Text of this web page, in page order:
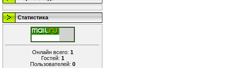
Статистика
Онлайн всего: 1
Гостей: 1
Пользователей: 0